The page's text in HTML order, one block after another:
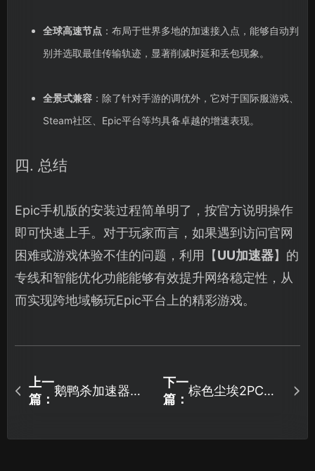
全球高速节点：布局于世界多地的加速接入点，能够自动判
别并选取最佳传输轨迹，显著削减时延和丢包现象。
全景式兼容：除了针对手游的调优外，它对于国际服游戏、
Steam社区、Epic平台等均具备卓越的增速表现。
四. 总结
Epic手机版的安装过程简单明了，按官方说明操作
即可快速上手。对于玩家而言，如果遇到访问官网
困难或游戏体验不佳的问题，利用【UU加速器】的
专线和智能优化功能能够有效提升网络稳定性，从
而实现跨地域畅玩Epic平台上的精彩游戏。
上一
篇：
鹅鸭杀加速器一
下一
篇：
棕色尘埃2PC端